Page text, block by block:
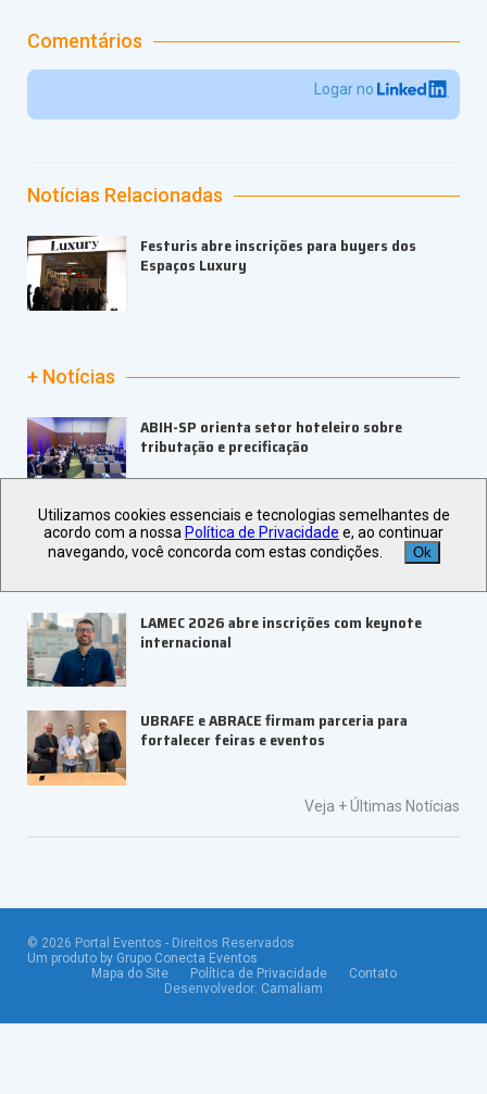
Comentários
Logar no
Notícias Relacionadas
Festuris abre inscrições para buyers dos
Espaços Luxury
+ Notícias
ABIH-SP orienta setor hoteleiro sobre
tributação e precificação
ABIH-SP promove 6º Encontro de Negócios do
Portal do Hoteleiro no Guarujá
LAMEC 2026 abre inscrições com keynote
internacional
UBRAFE e ABRACE firmam parceria para
fortalecer feiras e eventos
Veja +Últimas Notícias
© 2026 Portal Eventos - Direitos Reservados
Um produto by Grupo Conecta Eventos
Mapa do Site
Política de Privacidade
Contato
Desenvolvedor: Camaliam
Utilizamos cookies essenciais e tecnologias semelhantes de
acordo com a nossa Política de Privacidade e, ao continuar
navegando, você concorda com estas condições.
Ok